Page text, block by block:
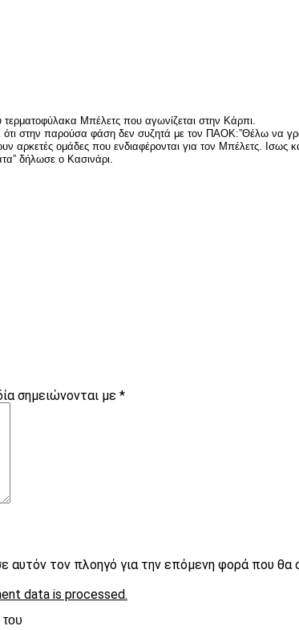
Μπέλετς που αγωνίζεται στην Κάρπι.
στην παρούσα φάση δεν συζητά με τον ΠΑΟΚ:”Θέλω να
αρκετές ομάδες που ενδιαφέρονται για τον Μπέλετς.
δήλωσε ο Κασινάρι.
σημειώνονται με *
αυτόν τον πλοηγό για την επόμενη φορά που θα
data is processed.